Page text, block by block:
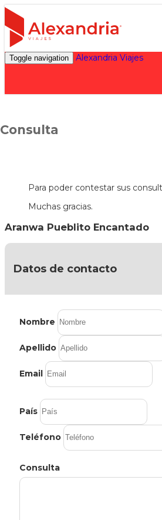
Toggle navigation Alexandria Viajes
Consulta
Para poder contestar sus
Muchas gracias.
Aranwa Pueblito Encantado
Datos de contacto
Nombre
Apellido
Email
País
Teléfono
Consulta